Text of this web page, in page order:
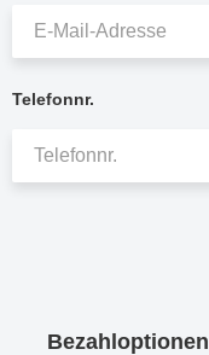
Telefonnr.
Bezahloptionen